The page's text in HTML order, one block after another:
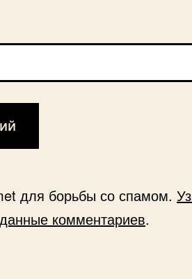
для борьбы со спамом.
комментариев.